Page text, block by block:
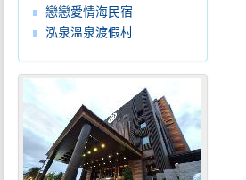
戀戀愛情海民宿
泓泉溫泉渡假村